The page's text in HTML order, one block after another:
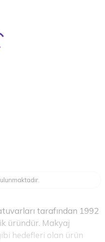
tarafından 1992
üründür. Makyaj
hedefleri olan ürün